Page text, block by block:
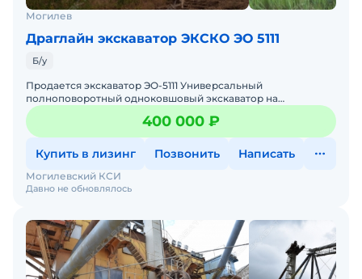
Могилев
Драглайн экскаватор ЭКСКО ЭО 5111
Б/у
Продается экскаватор ЭО-5111 Универсальный
полноповоротный одноковшовый экскаватор на
гусеничном ходу предназначен для выполнения земляных
работ в грунтах I - I
400 000 ₽
Купить в лизинг Позвонить Написать
Давно не обновлялось
Могилевский КСИ